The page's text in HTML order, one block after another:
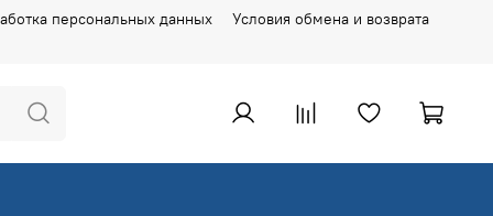
персональных данных Условия обмена и возврата